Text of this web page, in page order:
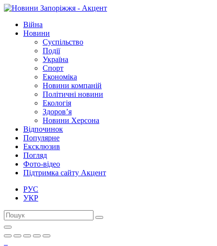
Війна
Новини
Суспільство
Події
Україна
Спорт
Економіка
Новини компаній
Політичні новини
Екологія
Здоров’я
Новини Херсона
Відпочинок
Популярне
Ексклюзив
Погляд
Фото-відео
Підтримка сайту Акцент
РУС
УКР